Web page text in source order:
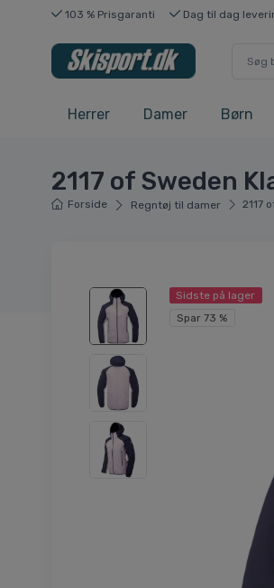
103 % Prisgaranti Dag til dag
Herrer Damer Børn
2117 of Sweden
Forside Regntøj til damer 2117
Sidste på lager
Spar 73 %